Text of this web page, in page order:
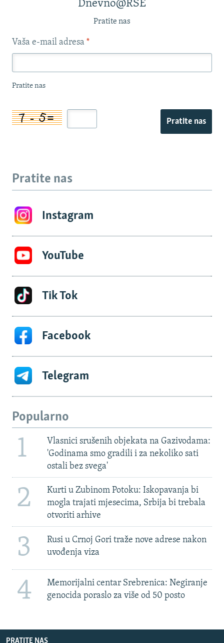
Dnevno@RSE
Pratite nas
Vaša e-mail adresa *
Pratite nas
Pratite nas
Pratite nas
Instagram
YouTube
Tik Tok
Facebook
Telegram
Popularno
1
Vlasnici srušenih objekata na Gazivodama:
'Godinama smo gradili i za nekoliko sati
ostali bez svega'
2
Kurti u Zubinom Potoku: Iskopavanja bi
mogla trajati mjesecima, Srbija bi trebala
otvoriti arhive
3
Rusi u Crnoj Gori traže nove adrese nakon
uvođenja viza
4
Memorijalni centar Srebrenica: Negiranje
genocida poraslo za više od 50 posto
PRATITE NAS